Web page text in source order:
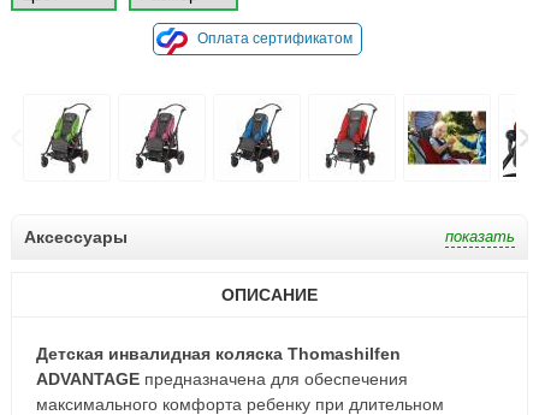
Оплата сертификатом
Аксессуары
ОПИСАНИЕ
Детская инвалидная коляска Thomashilfen
ADVANTAGE предназначена для обеспечения
максимального комфорта ребенку при длительном